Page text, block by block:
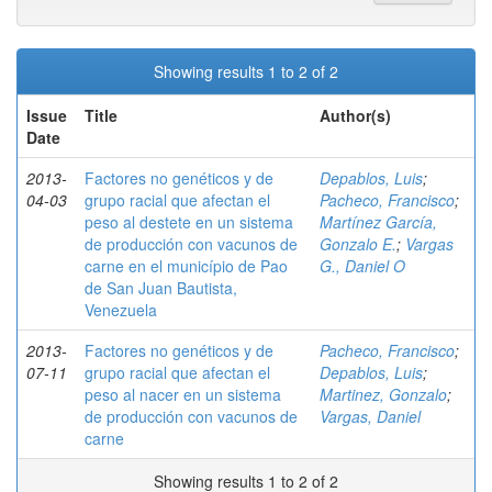
Showing results 1 to 2 of 2
Issue
Date
Title Author(s)
2013-
04-03
Factores no genéticos y de
grupo racial que afectan el
peso al destete en un sistema
de producción con vacunos de
carne en el município de Pao
de San Juan Bautista,
Venezuela
Depablos, Luis;
Pacheco, Francisco;
Martínez García,
Gonzalo E.; Vargas
G., Daniel O
2013-
07-11
Factores no genéticos y de
grupo racial que afectan el
peso al nacer en un sistema
de producción con vacunos de
carne
Pacheco, Francisco;
Depablos, Luis;
Martinez, Gonzalo;
Vargas, Daniel
Showing results 1 to 2 of 2